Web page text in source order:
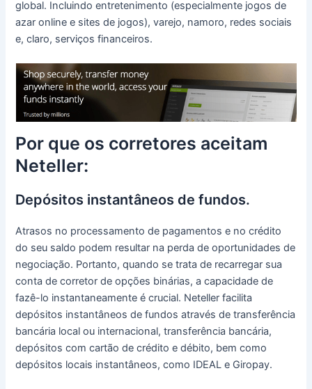
global. Incluindo entretenimento (especialmente jogos de
azar online e sites de jogos), varejo, namoro, redes sociais
e, claro, serviços financeiros.
Por que os corretores aceitam
Neteller:
Depósitos instantâneos de fundos.
Atrasos no processamento de pagamentos e no crédito
do seu saldo podem resultar na perda de oportunidades de
negociação. Portanto, quando se trata de recarregar sua
conta de corretor de opções binárias, a capacidade de
fazê-lo instantaneamente é crucial. Neteller facilita
depósitos instantâneos de fundos através de transferência
bancária local ou internacional, transferência bancária,
depósitos com cartão de crédito e débito, bem como
depósitos locais instantâneos, como IDEAL e Giropay.